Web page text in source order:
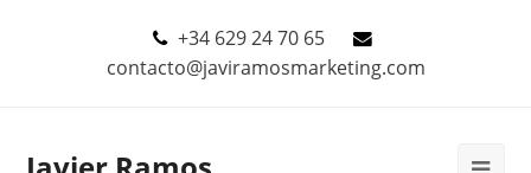
+34 629 24 70 65
contacto@javiramosmarketing.com